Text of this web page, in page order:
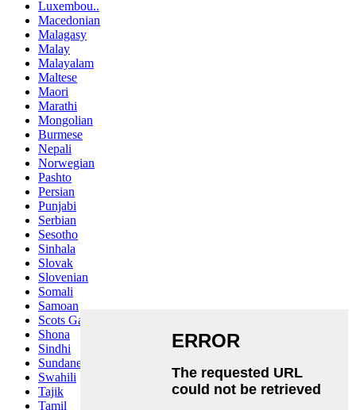
Luxembou..
Macedonian
Malagasy
Malay
Malayalam
Maltese
Maori
Marathi
Mongolian
Burmese
Nepali
Norwegian
Pashto
Persian
Punjabi
Serbian
Sesotho
Sinhala
Slovak
Slovenian
Somali
Samoan
Scots Gaelic
Shona
Sindhi
Sundanese
Swahili
Tajik
Tamil